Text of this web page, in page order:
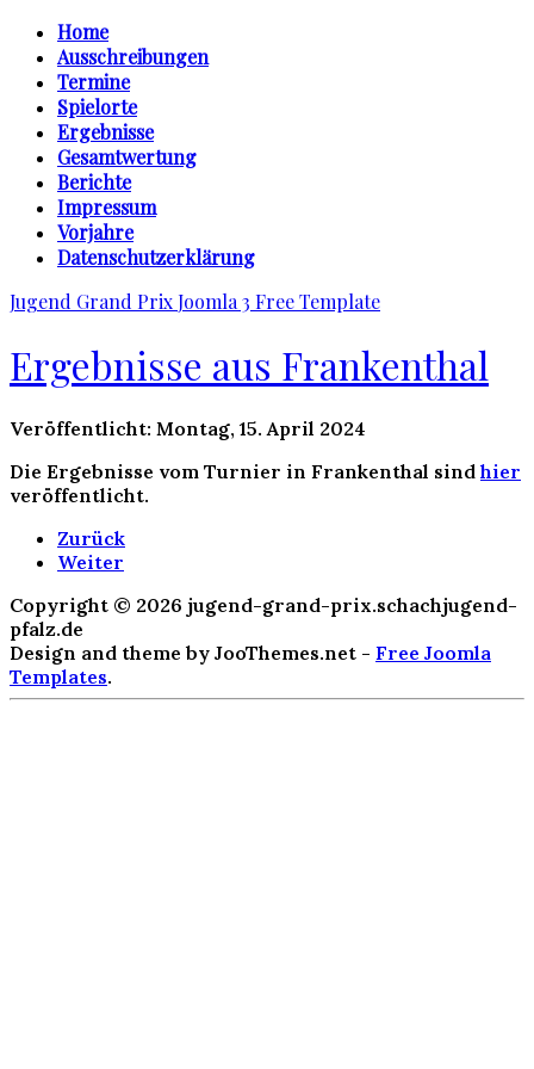
Home
Ausschreibungen
Termine
Spielorte
Ergebnisse
Gesamtwertung
Berichte
Impressum
Vorjahre
Datenschutzerklärung
Jugend Grand PrixJoomla 3 Free Template
Ergebnisse aus Frankenthal
Veröffentlicht: Montag, 15. April 2024
Die Ergebnisse vom Turnier in Frankenthal sind hier
veröffentlicht.
Zurück
Weiter
Copyright © 2026 jugend-grand-prix.schachjugend-
pfalz.de
Design and theme by JooThemes.net - Free Joomla
Templates.